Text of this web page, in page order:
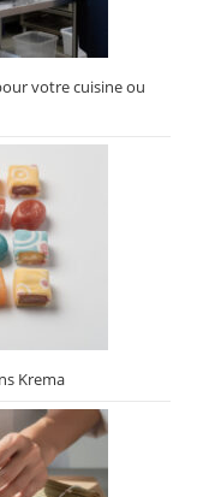
votre cuisine ou
Krema